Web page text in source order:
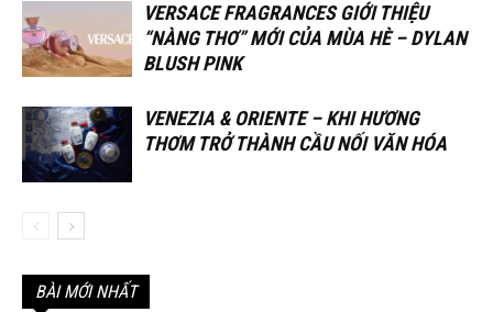
VERSACE FRAGRANCES GIỚI THIỆU
“NÀNG THƠ” MỚI CỦA MÙA HÈ – DYLAN
BLUSH PINK
VENEZIA & ORIENTE – KHI HƯƠNG
THƠM TRỞ THÀNH CẦU NỐI VĂN HÓA
BÀI MỚI NHẤT